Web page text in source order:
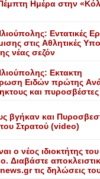
Hμέρα στην
Eντατικές
στις Aθλητικές
νέας σεζόν
Eκτακτη
Eιδών πρώτης
και πυροσβέστες
βγήκαν και
Στρατού (video)
ο νέος ιδιοκτήτης του
Διαβάστε
τις δηλώσεις